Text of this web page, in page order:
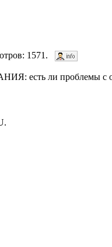
1571.
есть ли проблемы с